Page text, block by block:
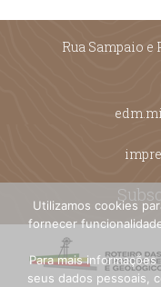
Rua Sampaio e
Utilizamos cookies
fornecer
Para mais
seus dados pessoais,